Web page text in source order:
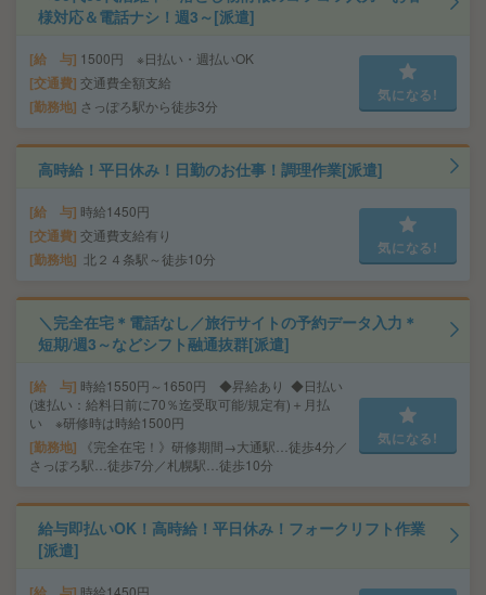
様対応＆電話ナシ！週3～[派遣]
給 与 1500円 ※日払い・週払いOK
交通費 交通費全額支給
勤務地 さっぽろ駅から徒歩3分
気になる!
高時給！平日休み！日勤のお仕事！調理作業[派遣]
給 与 時給1450円
交通費 交通費支給有り
勤務地 北２４条駅～徒歩10分
気になる!
＼完全在宅＊電話なし／旅行サイトの予約データ入力＊
短期/週3～などシフト融通抜群[派遣]
給 与 時給1550円～1650円 ◆昇給あり ◆日払い
(速払い：給料日前に70％迄受取可能/規定有)＋月払
い ※研修時は時給1500円
勤務地
《完全在宅！》研修期間→大通駅…徒歩4分／
さっぽろ駅…徒歩7分／札幌駅…徒歩10分
気になる!
給与即払いOK！高時給！平日休み！フォークリフト作業
[派遣]
時給1450円